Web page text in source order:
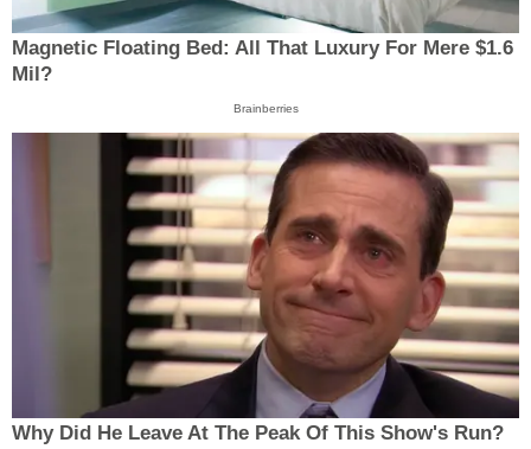
Magnetic Floating Bed: All That Luxury For Mere $1.6
Mil?
Brainberries
Why Did He Leave At The Peak Of This Show's Run?